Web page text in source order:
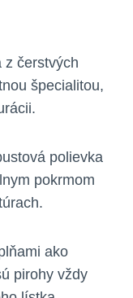
z čerstvých⁤
špecialitou,
polievka
pokrmom
ako
pirohy vždy